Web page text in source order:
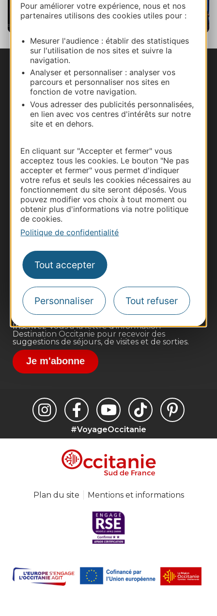
Pour améliorer votre expérience, nous et nos
partenaires utilisons des cookies utiles pour :
Mesurer l'audience : établir des statistiques
sur l'utilisation de nos sites et suivre la
navigation.
Analyser et personnaliser : analyser vos
parcours et personnaliser nos sites en
fonction de votre navigation.
Vous adresser des publicités personnalisées,
en lien avec vos centres d'intérêts sur notre
site et en dehors.
En cliquant sur "Accepter et fermer" vous
acceptez tous les cookies. Le bouton "Ne pas
accepter et fermer" vous permet d'indiquer
votre refus et seuls les cookies nécessaires au
fonctionnement du site seront déposés. Vous
pouvez modifier vos choix à tout moment ou
obtenir plus d'informations via notre politique
de cookies.
Politique de confidentialité
Tout accepter
Personnaliser Tout refuser
Jazz in Marciac, F. Vernhet / Jazz in Marciac
Nous contacter
Carte interactive
Documentation
Thermalisme
Business/Mice
Pros d'Occitanie
Site presse et d'influence
Voyagistes
Destination Sport
Inscrivez-vous à la lettre d'information
Destination Occitanie pour recevoir des
suggestions de séjours, de visites et de sorties.
Je m'abonne
#VoyageOccitanie
Plan du site Mentions et informations